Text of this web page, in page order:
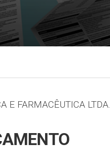
E FARMACÊUTICA LTDA.